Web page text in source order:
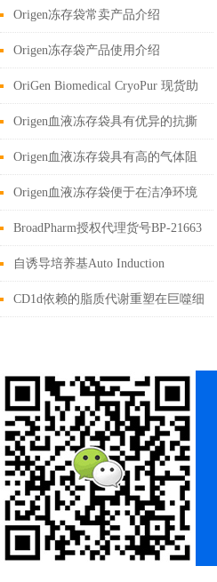
Origen冻存袋常卖产品介绍
Origen冻存袋产品使用介绍
OriGen Biomedical CryoPur 现货助
力疫情科研
Origen血液冻存袋具有优异的抗撕
裂和耐穿刺性能
Origen血液冻存袋具有高的气体阻
隔性能
Origen血液冻存袋便于在洁净环境
中操作
BroadPharm授权代理货号BP-21663
溴化物说明书
自诱导培养基Auto Induction
Medium原理介绍
CD1d依赖的脂质代谢重塑在巨噬细